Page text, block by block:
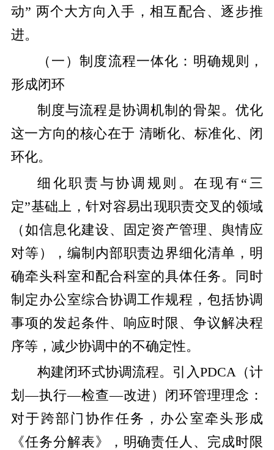
动” 两个大方向入手，相互配合、逐步推
进。
（一）制度流程一体化：明确规则，
形成闭环
制度与流程是协调机制的骨架。优化
这一方向的核心在于 清晰化、标准化、闭
环化。
细化职责与协调规则。在现有“三
定”基础上，针对容易出现职责交叉的领域
（如信息化建设、固定资产管理、舆情应
对等），编制内部职责边界细化清单，明
确牵头科室和配合科室的具体任务。同时
制定办公室综合协调工作规程，包括协调
事项的发起条件、响应时限、争议解决程
序等，减少协调中的不确定性。
构建闭环式协调流程。引入PDCA（计
划—执行—检查—改进）闭环管理理念：
对于跨部门协作任务，办公室牵头形成
《任务分解表》，明确责任人、完成时限